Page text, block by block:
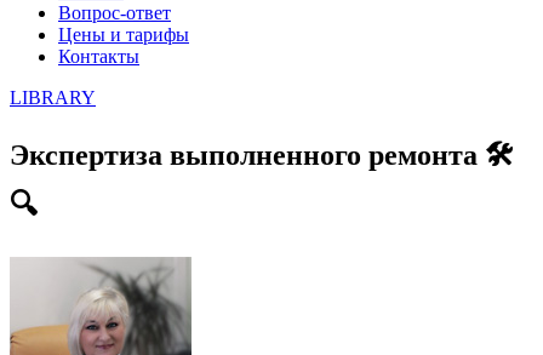
Вопрос-ответ
Цены и тарифы
Контакты
LIBRARY
Экспертиза выполненного ремонта 🛠️
🔍